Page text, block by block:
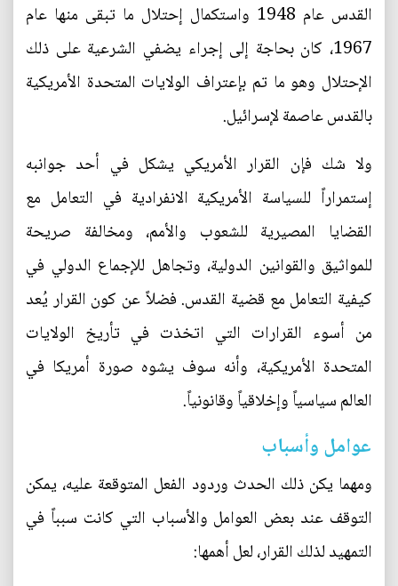
القدس عام 1948 واستكمال إحتلال ما تبقى منها عام
1967، كان بحاجة إلى إجراء يضفي الشرعية على ذلك
الإحتلال وهو ما تم بإعتراف الولايات المتحدة الأمريكية
بالقدس عاصمة لإسرائيل.
ولا شك فإن القرار الأمريكي يشكل في أحد جوانبه
إستمراراً للسياسة الأمريكية الانفرادية في التعامل مع
القضايا المصيرية للشعوب والأمم، ومخالفة صريحة
للمواثيق والقوانين الدولية، وتجاهل للإجماع الدولي في
كيفية التعامل مع قضية القدس. فضلاً عن كون القرار يُعد
من أسوء القرارات التي اتخذت في تأريخ الولايات
المتحدة الأمريكية، وأنه سوف يشوه صورة أمريكا في
العالم سياسياً وإخلاقياً وقانونياً.
عوامل وأسباب
ومهما يكن ذلك الحدث وردود الفعل المتوقعة عليه، يمكن
التوقف عند بعض العوامل والأسباب التي كانت سبباً في
التمهيد لذلك القرار، لعل أهمها: